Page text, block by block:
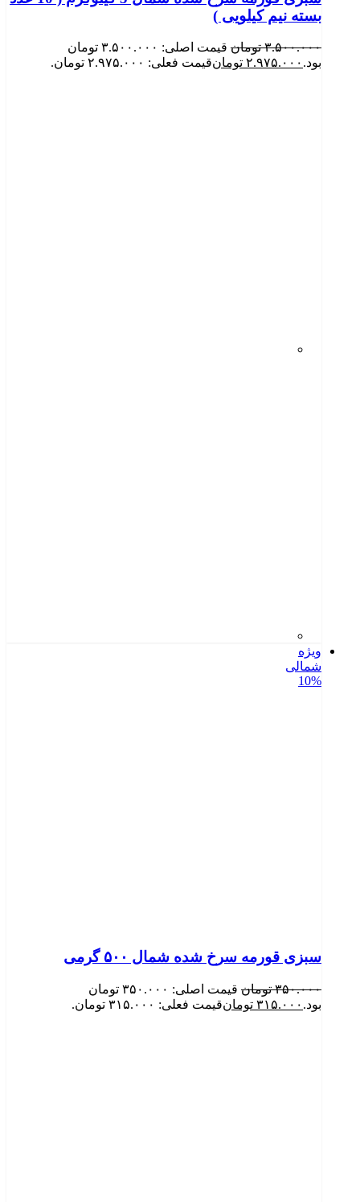
بسته نیم کیلویی )
۳.۵۰۰.۰۰۰ تومان
قیمت اصلی: ۳.۵۰۰.۰۰۰ تومان
بود. ۲.۹۷۵.۰۰۰ تومانقیمت فعلی: ۲.۹۷۵.۰۰۰ تومان.
ویژه
شمالی
10%
سبزی قورمه سرخ شده شمال ۵۰۰ گرمی
۳۵۰.۰۰۰ تومان
قیمت اصلی: ۳۵۰.۰۰۰ تومان
بود. ۳۱۵.۰۰۰ تومانقیمت فعلی: ۳۱۵.۰۰۰ تومان.